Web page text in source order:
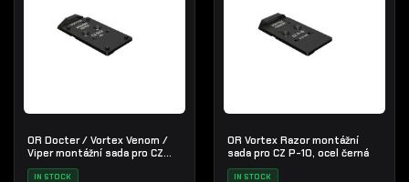
OR Docter / Vortex Venom /
Viper montážní sada pro CZ
SH2, ocel černá
IN STOCK
OR Vortex Razor montážní
sada pro CZ P-10, ocel černá
IN STOCK